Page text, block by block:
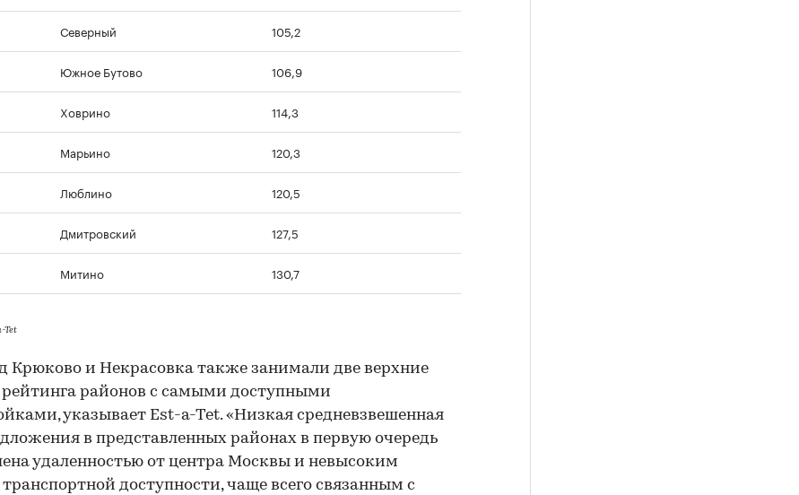
Северный 105,2
Южное Бутово 106,9
Ховрино 114,3
Марьино 120,3
Люблино 120,5
Дмитровский 127,5
Митино 130,7
Tet
Крюково и Некрасовка также занимали две верхние
районов с самыми доступными
указывает Est-a-Tet. «Низкая средневзвешенная
в представленных районах в первую очередь
удаленностью от центра Москвы и невысоким
доступности, чаще всего связанным с